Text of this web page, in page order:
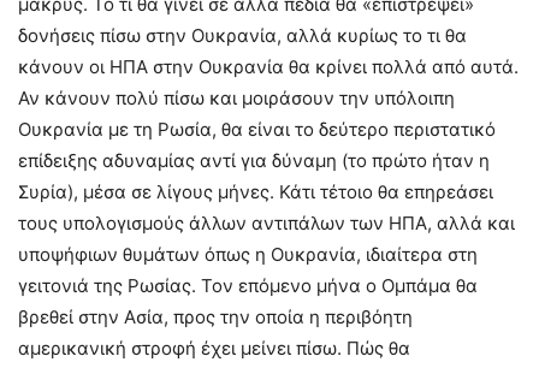
δονήσεις πίσω στην Ουκρανία, αλλά κυρίως το τι θα
κάνουν οι ΗΠΑ στην Ουκρανία θα κρίνει πολλά από αυτά.
Αν κάνουν πολύ πίσω και μοιράσουν την υπόλοιπη
Ουκρανία με τη Ρωσία, θα είναι το δεύτερο περιστατικό
επίδειξης αδυναμίας αντί για δύναμη (το πρώτο ήταν η
Συρία), μέσα σε λίγους μήνες. Κάτι τέτοιο θα επηρεάσει
τους υπολογισμούς άλλων αντιπάλων των ΗΠΑ, αλλά και
υποψήφιων θυμάτων όπως η Ουκρανία, ιδιαίτερα στη
γειτονιά της Ρωσίας. Τον επόμενο μήνα ο Ομπάμα θα
βρεθεί στην Ασία, προς την οποία η περιβόητη
αμερικανική στροφή έχει μείνει πίσω. Πώς θα